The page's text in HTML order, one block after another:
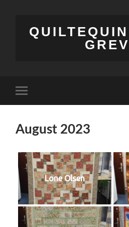
mobile
August 2023
Lone Olsen